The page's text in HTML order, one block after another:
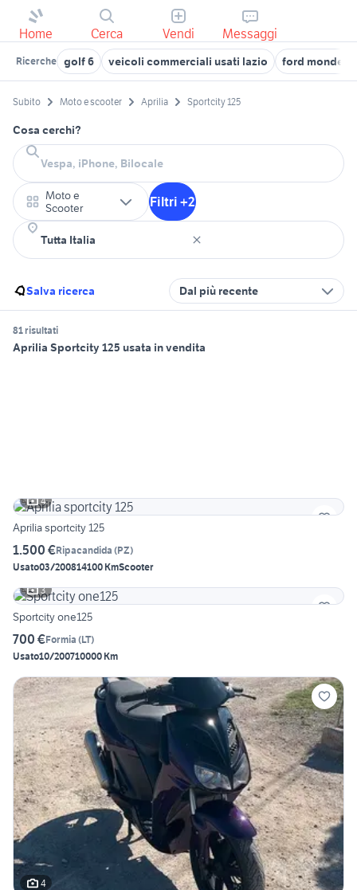
Home Cerca Vendi Messaggi
Ricerche golf 6 veicoli commerciali usati lazio ford mondeo
Subito Moto e scooter Aprilia Sportcity 125
Cosa cerchi?
Moto e
Scooter
Filtri +2
Salva ricerca Dal più recente
81 risultati
Aprilia Sportcity 125 usata in vendita
4
Aprilia sportcity 125
1.500 €Ripacandida (PZ)
Usato03/200814100 KmScooter
3
Sportcity one125
700 €Formia (LT)
Usato10/200710000 Km
4